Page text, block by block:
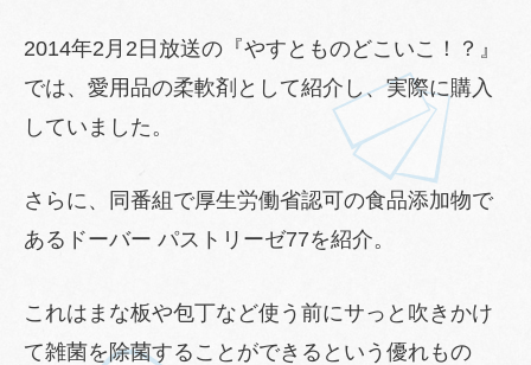
2014年2月2日放送の『やすとものどこいこ！？』
では、愛用品の柔軟剤として紹介し、実際に購入
していました。
さらに、同番組で厚生労働省認可の食品添加物で
あるドーバー パストリーゼ77を紹介。
これはまな板や包丁など使う前にサっと吹きかけ
て雑菌を除菌することができるという優れもの